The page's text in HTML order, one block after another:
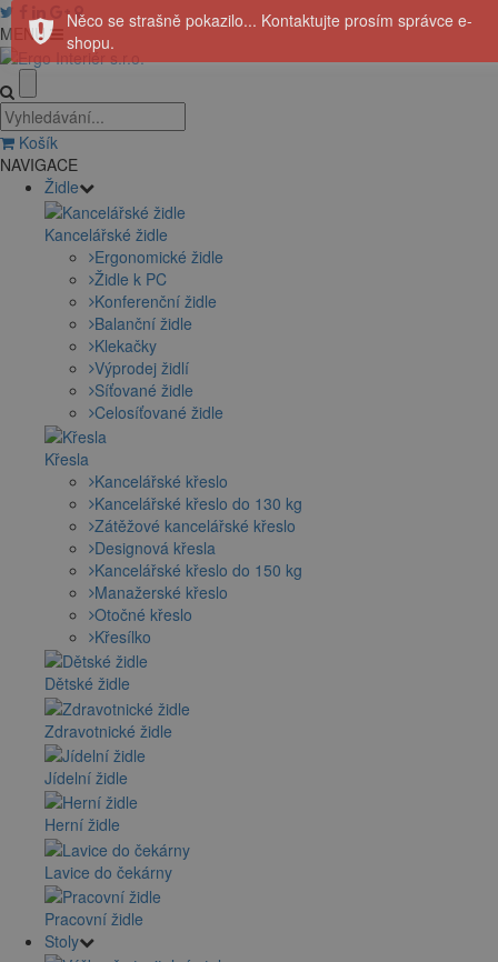
MENU
Košík
NAVIGACE
Židle
Kancelářské židle
Ergonomické židle
Židle k PC
Konferenční židle
Balanční židle
Klekačky
Výprodej židlí
Síťované židle
Celosíťované židle
Křesla
Kancelářské křeslo
Kancelářské křeslo do 130 kg
Zátěžové kancelářské křeslo
Designová křesla
Kancelářské křeslo do 150 kg
Manažerské křeslo
Otočné křeslo
Křesílko
Dětské židle
Zdravotnické židle
Jídelní židle
Herní židle
Lavice do čekárny
Pracovní židle
Stoly
Něco se strašně pokazilo... Kontaktujte prosím správce e-
shopu.